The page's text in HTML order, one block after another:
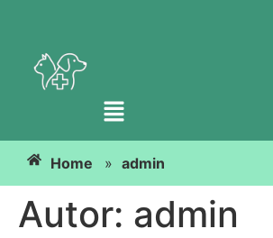
Home » admin
Autor: admin